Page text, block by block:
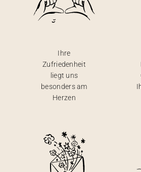
Ihre
Zufriedenheit
liegt uns
besonders am
Herzen